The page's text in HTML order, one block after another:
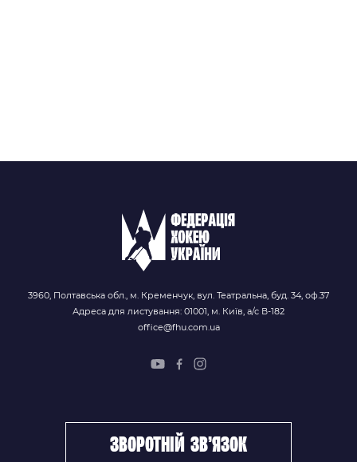
3960, Полтавська обл., м. Кременчук, вул. Театральна, буд. 34, оф.37
Адреса для листування: 01001, м. Київ, а/с В-182
office@fhu.com.ua
зворотній зв’язок